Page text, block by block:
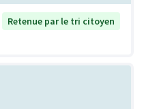
Retenue par le tri citoyen